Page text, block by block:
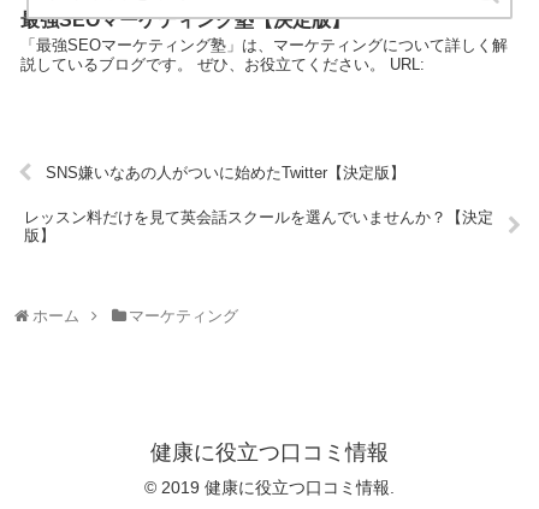
最強SEOマーケティング塾【決定版】
「最強SEOマーケティング塾」は、マーケティングについて詳しく解
説しているブログです。 ぜひ、お役立てください。 URL:
SNS嫌いなあの人がついに始めたTwitter【決定版】
レッスン料だけを見て英会話スクールを選んでいませんか？【決定
版】
ホーム マーケティング
健康に役立つ口コミ情報
© 2019 健康に役立つ口コミ情報.